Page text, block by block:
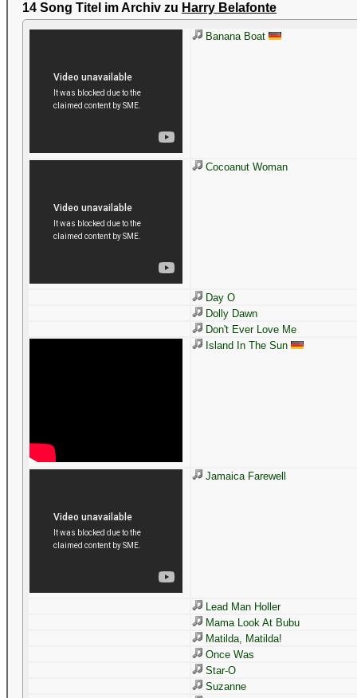
14 Song Titel im Archiv zu Harry Belafonte
Banana Boat
Cocoanut Woman
Day O
Dolly Dawn
Don't Ever Love Me
Island In The Sun
Jamaica Farewell
Lead Man Holler
Mama Look At Bubu
Matilda, Matilda!
Once Was
Star-O
Suzanne